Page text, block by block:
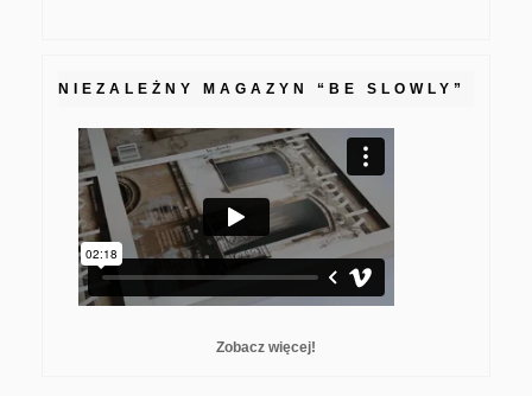
NIEZALEŻNY MAGAZYN “BE SLOWLY”
Zobacz więcej!